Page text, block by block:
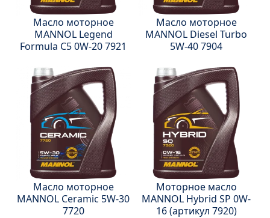
Масло моторное
MANNOL Legend
Formula C5 0W-20 7921
Масло моторное
MANNOL Diesel Turbo
5W-40 7904
Масло моторное
MANNOL Ceramic 5W-30
7720
Моторное масло
MANNOL Hybrid SP 0W-
16 (артикул 7920)